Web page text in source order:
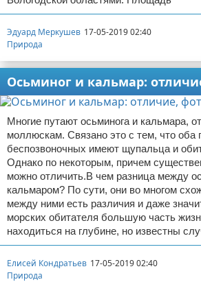
Эдуард Меркушев 17-05-2019 02:40
Природа
Осьминог и кальмар:
Многие путают осьминога и кальмара,
моллюскам. Связано это с тем, что оба
беспозвоночных имеют щупальца и
Однако по некоторым, причем
можно отличить.В чем разница между
кальмаром? По сути, они во многом
между ними есть различия и даже
морских обитателя большую часть
находиться на глубине, но известны
Елисей Кондратьев 17-05-2019 02:40
Природа